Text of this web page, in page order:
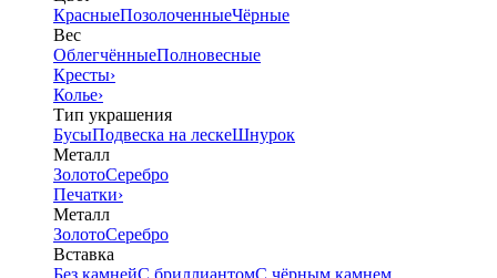
КрасныеПозолоченныеЧёрные
Вес
ОблегчённыеПолновесные
Кресты›
Колье›
Тип украшения
БусыПодвеска на лескеШнурок
Металл
ЗолотоСеребро
Печатки›
Металл
ЗолотоСеребро
Вставка